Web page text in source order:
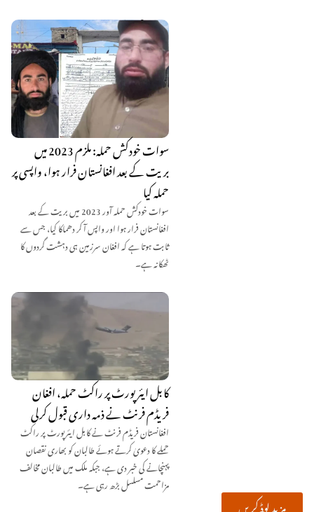
سوات خودکش حملہ: ملزم 2023 میں
بریت کے بعد افغانستان فرار ہوا، واپسی پر
حملہ کیا
سوات خودکش حملہ آور 2023 میں بریت کے بعد
افغانستان فرار ہوا اور واپس آ کر دھماکا کیا، جس سے
ثابت ہوتا ہے کہ افغان سرزمین ہی دہشت گردوں کا
ٹھکانہ ہے۔
کابل ایئرپورٹ پر راکٹ حملہ، افغان
فریڈم فرنٹ نے ذمہ داری قبول کرلی
افغانستان فریڈم فرنٹ نے کابل ایئرپورٹ پر راکٹ
حملے کا دعویٰ کرتے ہوئے طالبان کو بھاری نقصان
پہنچانے کی خبر دی ہے، جبکہ ملک میں طالبان مخالف
مزاحمت مسلسل بڑھ رہی ہے۔
مزید لوڈ کریں